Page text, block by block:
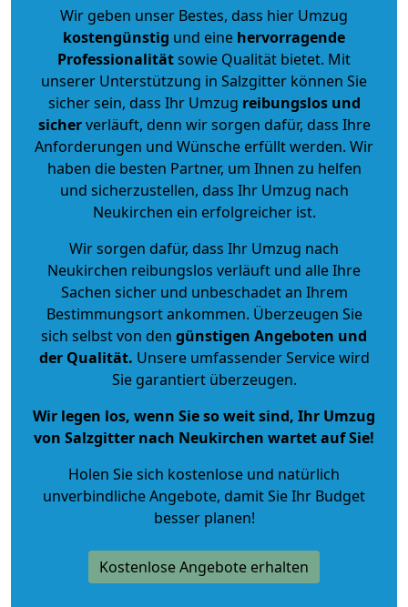
Wir geben unser Bestes, dass hier Umzug
kostengünstig und eine hervorragende
Professionalitätsowie Qualität bietet. Mit
unserer Unterstützung in Salzgitter können Sie
sicher sein, dass Ihr Umzug reibungslos und
sicherverläuft, denn wir sorgen dafür, dass Ihre
Anforderungen und Wünsche erfüllt werden. Wir
haben die besten Partner, um Ihnen zu helfen
und sicherzustellen, dass Ihr Umzug nach
Neukirchen ein erfolgreicher ist.
Wir sorgen dafür, dass Ihr Umzug nach
Neukirchen reibungslos verläuft und alle Ihre
Sachen sicher und unbeschadet an Ihrem
Bestimmungsort ankommen. Überzeugen Sie
sich selbst von den günstigen Angeboten und
der Qualität. Unsere umfassender Service wird
Sie garantiert überzeugen.
Wir legen los, wenn Sie so weit sind, Ihr Umzug
von Salzgitter nach Neukirchen wartet auf Sie!
Holen Sie sich kostenlose und natürlich
unverbindliche Angebote, damit Sie Ihr Budget
besser planen!
Kostenlose Angebote erhalten